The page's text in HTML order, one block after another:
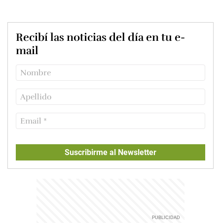
Recibí las noticias del día en tu e-
mail
Suscribirme al Newsletter